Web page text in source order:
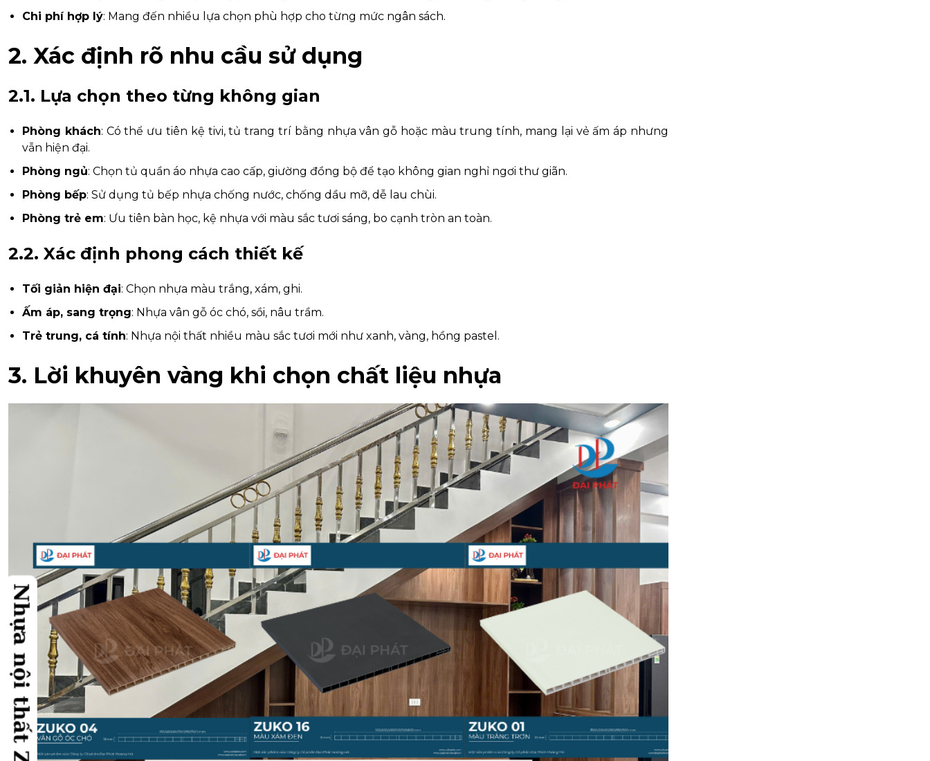
Chi phí hợp lý: Mang đến nhiều lựa chọn phù hợp cho từng mức ngân sách.
2. Xác định rõ nhu cầu sử dụng
2.1. Lựa chọn theo từng không gian
Phòng khách: Có thể ưu tiên kệ tivi, tủ trang trí bằng nhựa vân gỗ hoặc màu trung tính, mang lại vẻ ấm áp nhưng
vẫn hiện đại.
Phòng ngủ: Chọn tủ quần áo nhựa cao cấp, giường đồng bộ để tạo không gian nghỉ ngơi thư giãn.
Phòng bếp: Sử dụng tủ bếp nhựa chống nước, chống dầu mỡ, dễ lau chùi.
Phòng trẻ em: Ưu tiên bàn học, kệ nhựa với màu sắc tươi sáng, bo cạnh tròn an toàn.
2.2. Xác định phong cách thiết kế
Tối giản hiện đại: Chọn nhựa màu trắng, xám, ghi.
Ấm áp, sang trọng: Nhựa vân gỗ óc chó, sồi, nâu trầm.
Trẻ trung, cá tính: Nhựa nội thất nhiều màu sắc tươi mới như xanh, vàng, hồng pastel.
3. Lời khuyên vàng khi chọn chất liệu nhựa